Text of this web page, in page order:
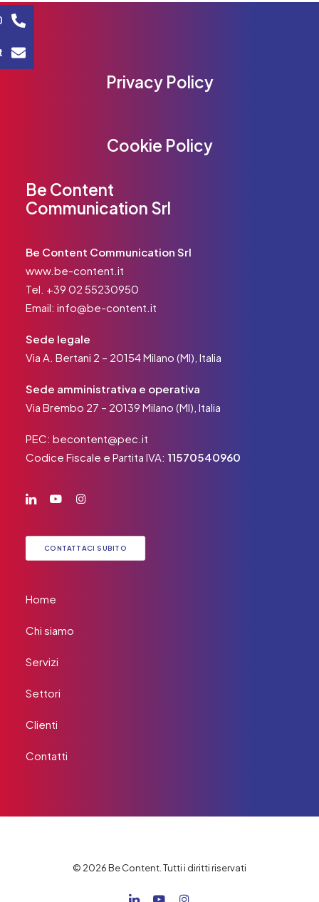
Privacy Policy
Cookie Policy
Be Content
Communication Srl
Be Content Communication Srl
www.be-content.it
Tel. +39 02 55230950
Email: info@be-content.it
Sede legale
Via A. Bertani 2 – 20154 Milano (MI), Italia
Sede amministrativa e operativa
Via Brembo 27 – 20139 Milano (MI), Italia
PEC: becontent@pec.it
Codice Fiscale e Partita IVA: 11570540960
CONTATTACI SUBITO
Home
Chi siamo
Servizi
Settori
Clienti
Contatti
© 2026 Be Content. Tutti i diritti riservati